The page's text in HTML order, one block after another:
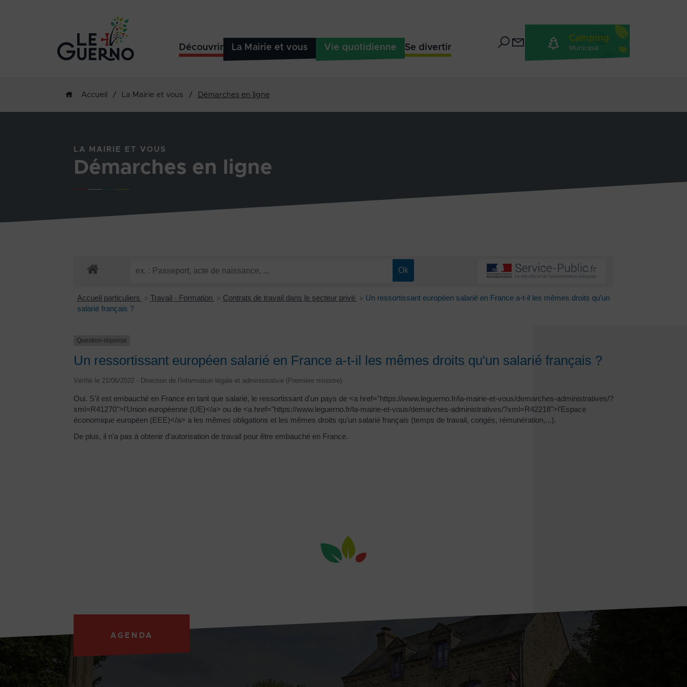
Découvrir La Mairie et vous Vie quotidienne Se divertir
Camping
Municipal
Accueil / La Mairie et vous / Démarches en ligne
LA MAIRIE ET VOUS
Démarches en ligne
Accueil particuliers > Travail - Formation > Contrats de travail dans le secteur privé > Un ressortissant européen salarié en France a-t-il les mêmes droits qu'un
salarié français ?
Question-réponse
Un ressortissant européen salarié en France a-t-il les mêmes droits qu'un salarié français ?
Vérifié le 21/06/2022 - Direction de l'information légale et administrative (Première ministre)
Oui. S'il est embauché en France en tant que salarié, le ressortissant d'un pays de <a href="https://www.leguerno.fr/la-mairie-et-vous/demarches-administratives/?
xml=R41270">l'Union européenne (UE)</a> ou de <a href="https://www.leguerno.fr/la-mairie-et-vous/demarches-administratives/?xml=R42218">l'Espace
économique européen (EEE)</a> a les mêmes obligations et les mêmes droits qu'un salarié français (temps de travail, congés, rémunération,...).
De plus, il n'a pas à obtenir d'autorisation de travail pour être embauché en France.
AGENDA